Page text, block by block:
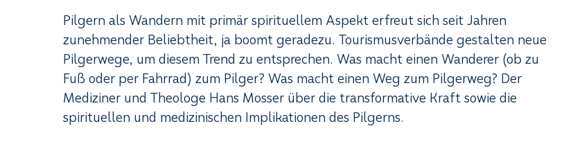
Pilgern als Wandern mit primär spirituellem Aspekt erfreut sich seit Jahren
zunehmender Beliebtheit, ja boomt geradezu. Tourismusverbände gestalten neue
Pilgerwege, um diesem Trend zu entsprechen. Was macht einen Wanderer (ob zu
Fuß oder per Fahrrad) zum Pilger? Was macht einen Weg zum Pilgerweg? Der
Mediziner und Theologe Hans Mosser über die transformative Kraft sowie die
spirituellen und medizinischen Implikationen des Pilgerns.